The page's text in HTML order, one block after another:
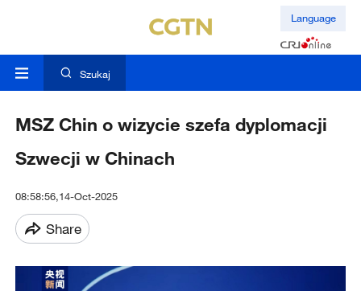
Language
Szukaj
MSZ Chin o wizycie szefa dyplomacji
Szwecji w Chinach
08:58:56,14-Oct-2025
Share